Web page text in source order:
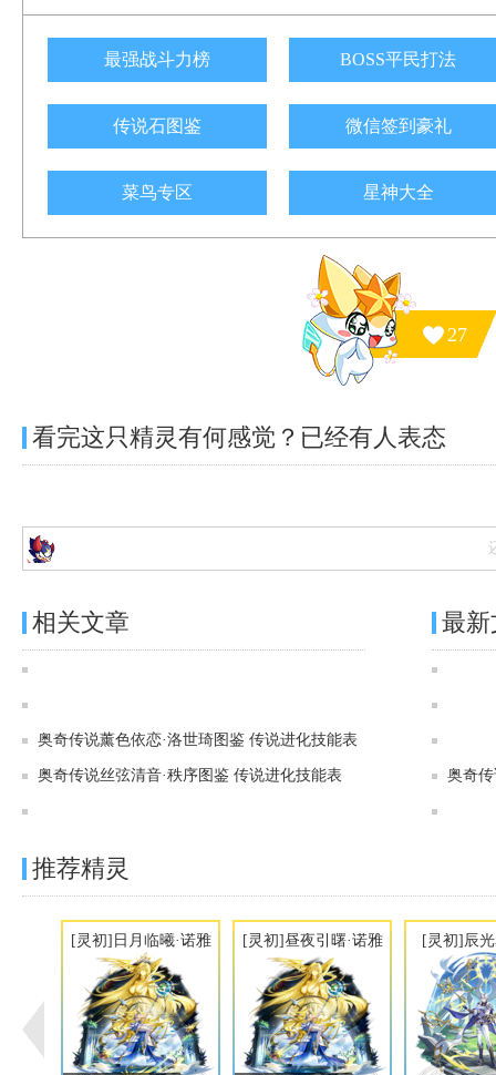
最强战斗力榜 BOSS平民打法
传说石图鉴 微信签到豪礼
菜鸟专区 星神大全
27
看完这只精灵有何感觉？已经有人表态
相关文章
奥奇传说薰色依恋·洛世琦图鉴 传说进化技能表
奥奇传说丝弦清音·秩序图鉴 传说进化技能表
最
奥奇
推荐精灵
[灵初]日月临曦·诺雅 [灵初]昼夜引曙·诺雅 [灵初]辰